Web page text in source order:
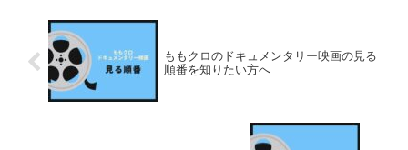
ももクロのドキュメンタリー映画の見る
順番を知りたい方へ